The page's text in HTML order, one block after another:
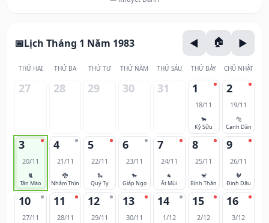
Lịch Tháng 1 Năm 1983
THỨ HAI THỨ BA THỨ TƯ THỨ NĂM THỨ SÁU THỨ BẢY CHỦ NHẬT
27 28 29 30 31 1
18/11
🐂
Kỷ Sửu
2
19/11
🐅
Canh Dần
3
20/11
🐈
Tân Mão
4
21/11
🐉
Nhâm Thìn
5
22/11
🐍
Quý Tỵ
6
23/11
🐎
Giáp Ngọ
7
24/11
🐐
Ất Mùi
8
25/11
🐒
Bính Thân
9
26/11
🐓
Đinh Dậu
10
27/11
11
28/11
12
29/11
13
30/11
14
1/12
15
2/12
16
3/12